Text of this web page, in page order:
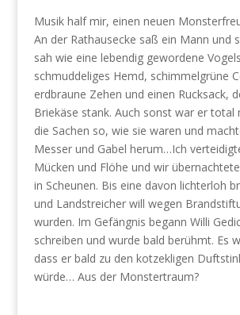
Musik half mir, einen neuen
An der Rathausecke saß ein Mann und
sah wie eine lebendig gewordene
schmuddeliges Hemd, schimmelgrüne
erdbraune Zehen und einen Rucksack,
Briekäse stank. Auch sonst war er total
die Sachen so, wie sie waren und
Messer und Gabel herum…Ich
Mücken und Flöhe und wir
in Scheunen. Bis eine davon lichterloh
und Landstreicher will wegen
wurden. Im Gefängnis begann Willi
schreiben und wurde bald berühmt. Es
dass er bald zu den kotzekligen
würde… Aus der Monstertraum?